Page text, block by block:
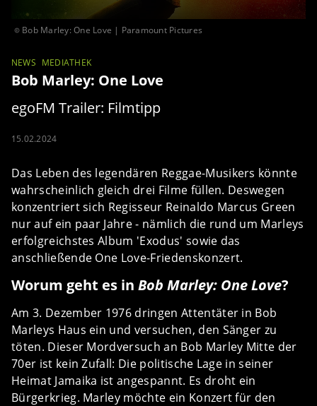
Bob Marley: One Love | Paramount Pictures
NEWS MEDIATHEK
Bob Marley: One Love
egoFM Trailer: Filmtipp
15.02.2024
Das Leben des legendären Reggae-Musikers könnte
wahrscheinlich gleich drei Filme füllen. Deswegen
konzentriert sich Regisseur Reinaldo Marcus Green
nur auf ein paar Jahre - nämlich die rund um Marleys
erfolgreichstes Album 'Exodus' sowie das
anschließende One Love-Friedenskonzert.
Worum geht es in Bob Marley: One Love?
Am 3. Dezember 1976 dringen Attentäter in Bob
Marleys Haus ein und versuchen, den Sänger zu
töten. Dieser Mordversuch an Bob Marley Mitte der
70er ist kein Zufall: Die politische Lage in seiner
Heimat Jamaika ist angespannt. Es droht ein
Bürgerkrieg. Marley möchte ein Konzert für den